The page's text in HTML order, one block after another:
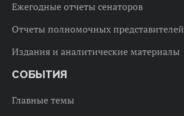
Ежегодные отчеты сенаторов
Отчеты полномочных представителей
Издания и аналитические материалы
СОБЫТИЯ
Главные темы